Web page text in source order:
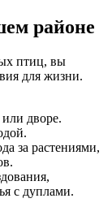
районе
птиц, вы
для жизни.
дворе.
за растениями,
с дуплами.